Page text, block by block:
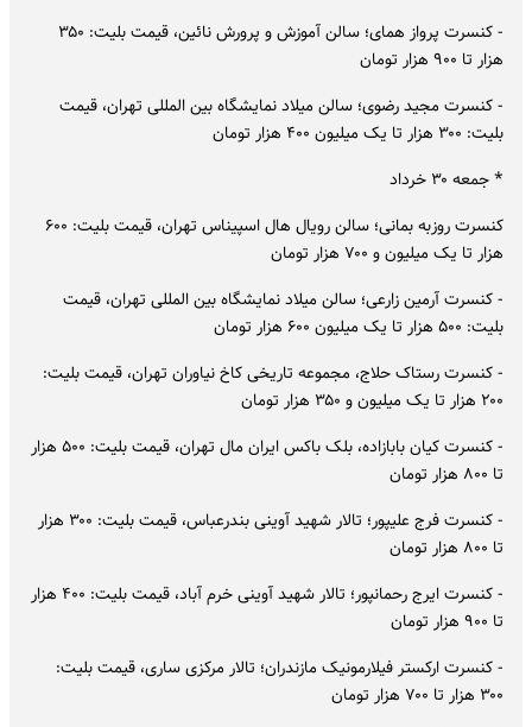
- کنسرت پرواز همای؛ سالن آموزش و پرورش نائین، قیمت بلیت: ۳۵۰
هزار تا ۹۰۰ هزار تومان
- کنسرت مجید رضوی؛ سالن میلاد نمایشگاه بین المللی تهران، قیمت
بلیت: ۳۰۰ هزار تا یک میلیون ۴۰۰ هزار تومان
* جمعه ۳۰ خرداد
کنسرت روزبه بمانی؛ سالن رویال هال اسپیناس تهران، قیمت بلیت: ۶۰۰
هزار تا یک میلیون و ۷۰۰ هزار تومان
- کنسرت آرمین زارعی؛ سالن میلاد نمایشگاه بین المللی تهران، قیمت
بلیت: ۵۰۰ هزار تا یک میلیون ۶۰۰ هزار تومان
- کنسرت رستاک حلاج، مجموعه تاریخی کاخ نیاوران تهران، قیمت بلیت:
۲۰۰ هزار تا یک میلیون و ۳۵۰ هزار تومان
- کنسرت کیان بابازاده، بلک باکس ایران مال تهران، قیمت بلیت: ۵۰۰ هزار
تا ۸۰۰ هزار تومان
- کنسرت فرج علیپور؛ تالار شهید آوینی بندرعباس، قیمت بلیت: ۳۰۰ هزار
تا ۸۰۰ هزار تومان
- کنسرت ایرج رحمانپور؛ تالار شهید آوینی خرم آباد، قیمت بلیت: ۴۰۰ هزار
تا ۹۰۰ هزار تومان
- کنسرت ارکستر فیلارمونیک مازندران؛ تالار مرکزی ساری، قیمت بلیت:
۳۰۰ هزار تا ۷۰۰ هزار تومان